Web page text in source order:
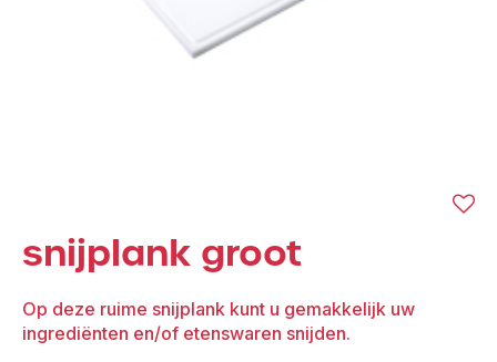
snijplank groot
Op deze ruime snijplank kunt u gemakkelijk uw
ingrediënten en/of etenswaren snijden.